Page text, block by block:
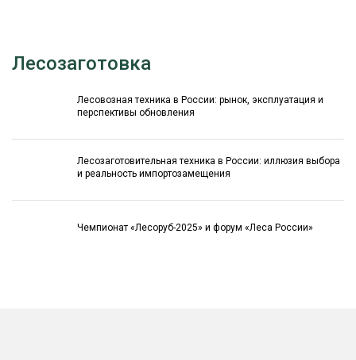
Лесозаготовка
Лесовозная техника в России: рынок, эксплуатация и
перспективы обновления
Лесозаготовительная техника в России: иллюзия выбора
и реальность импортозамещения
Чемпионат «Лесоруб-2025» и форум «Леса России»